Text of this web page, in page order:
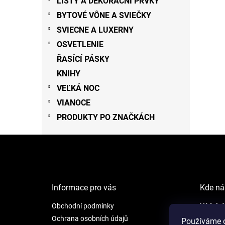
Používáme
BYTOVÉ VÔNE A SVIEČKY
SVIECNE A LUXERNY
OSVETLENIE
ŘASÍCÍ PÁSKY
KNIHY
VEĽKÁ NOC
VIANOCE
PRODUKTY PO ZNAČKÁCH
Informace pro vás
Obchodní podmínky
Ochrana osobních údajů
Kde
Výdejní
NEW